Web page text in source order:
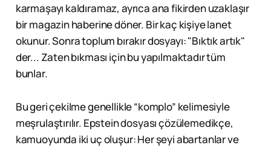
karmaşayı kaldıramaz, ayrıca ana fikirden uzaklaşır
bir magazin haberine döner. Bir kaç kişiye lanet
okunur. Sonra toplum bırakır dosyayı: "Bıktık artık"
der... Zaten bıkması için bu yapılmaktadır tüm
bunlar.
Bu geri çekilme genellikle “komplo” kelimesiyle
meşrulaştırılır. Epstein dosyası çözülemedikçe,
kamuoyunda iki uç oluşur: Her şeyi abartanlar ve